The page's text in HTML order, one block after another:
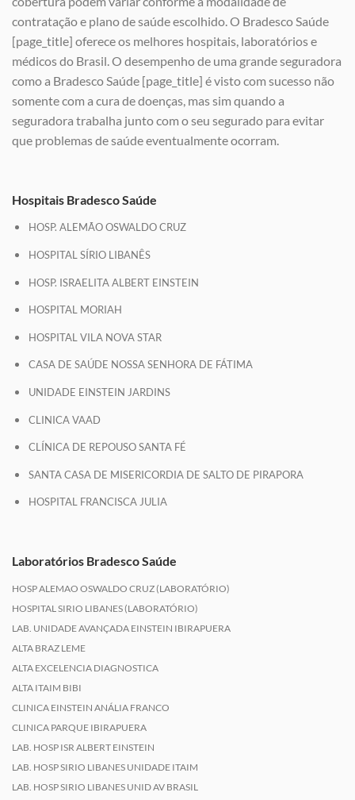
contratação e plano de saúde escolhido. O Bradesco Saúde
[page_title] oferece os melhores hospitais, laboratórios e
médicos do Brasil. O desempenho de uma grande seguradora
como a Bradesco Saúde [page_title] é visto com sucesso não
somente com a cura de doenças, mas sim quando a
seguradora trabalha junto com o seu segurado para evitar
que problemas de saúde eventualmente ocorram.
Hospitais Bradesco Saúde
HOSP. ALEMÃO OSWALDO CRUZ
HOSPITAL SÍRIO LIBANÊS
HOSP. ISRAELITA ALBERT EINSTEIN
HOSPITAL MORIAH
HOSPITAL VILA NOVA STAR
CASA DE SAÚDE NOSSA SENHORA DE FÁTIMA
UNIDADE EINSTEIN JARDINS
CLINICA VAAD
CLÍNICA DE REPOUSO SANTA FÉ
SANTA CASA DE MISERICORDIA DE SALTO DE PIRAPORA
HOSPITAL FRANCISCA JULIA
Laboratórios Bradesco Saúde
HOSP ALEMAO OSWALDO CRUZ (LABORATÓRIO)
HOSPITAL SIRIO LIBANES (LABORATÓRIO)
LAB. UNIDADE AVANÇADA EINSTEIN IBIRAPUERA
ALTA BRAZ LEME
ALTA EXCELENCIA DIAGNOSTICA
ALTA ITAIM BIBI
CLINICA EINSTEIN ANÁLIA FRANCO
CLINICA PARQUE IBIRAPUERA
LAB. HOSP ISR ALBERT EINSTEIN
LAB. HOSP SIRIO LIBANES UNIDADE ITAIM
LAB. HOSP SIRIO LIBANES UNID AV BRASIL